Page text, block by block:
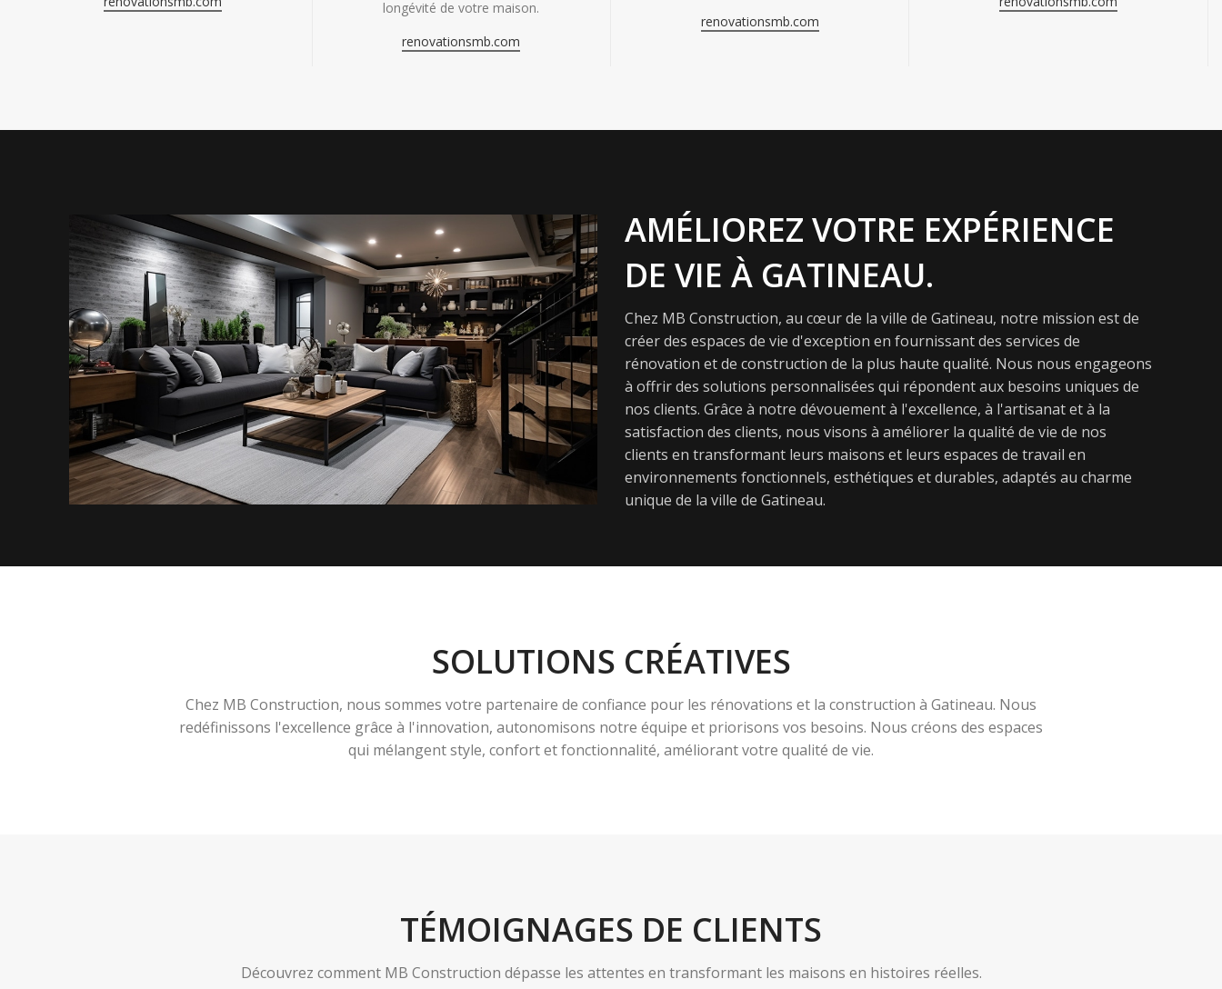
longévité de votre maison.
renovationsmb.com
renovationsmb.com
AMÉLIOREZ VOTRE EXPÉRIENCE
DE VIE À GATINEAU.
Chez MB Construction, au cœur de la ville de Gatineau, notre mission est de
créer des espaces de vie d'exception en fournissant des services de
rénovation et de construction de la plus haute qualité. Nous nous engageons
à offrir des solutions personnalisées qui répondent aux besoins uniques de
nos clients. Grâce à notre dévouement à l'excellence, à l'artisanat et à la
satisfaction des clients, nous visons à améliorer la qualité de vie de nos
clients en transformant leurs maisons et leurs espaces de travail en
environnements fonctionnels, esthétiques et durables, adaptés au charme
unique de la ville de Gatineau.
SOLUTIONS CRÉATIVES
Chez MB Construction, nous sommes votre partenaire de confiance pour les rénovations et la construction à Gatineau. Nous
redéfinissons l'excellence grâce à l'innovation, autonomisons notre équipe et priorisons vos besoins. Nous créons des espaces
qui mélangent style, confort et fonctionnalité, améliorant votre qualité de vie.
TÉMOIGNAGES DE CLIENTS
Découvrez comment MB Construction dépasse les attentes en transformant les maisons en histoires réelles.